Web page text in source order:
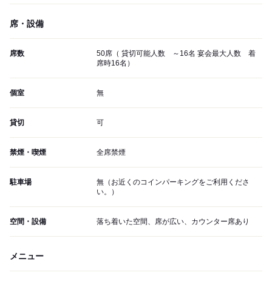
席・設備
席数
50席（ 貸切可能人数 ～16名 宴会最大人数 着
席時16名）
個室 無
貸切 可
禁煙・喫煙 全席禁煙
駐車場
無（お近くのコインパーキングをご利用くださ
い。）
空間・設備 落ち着いた空間、席が広い、カウンター席あり
メニュー